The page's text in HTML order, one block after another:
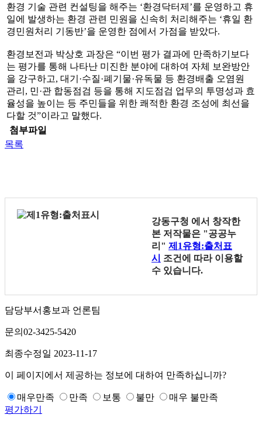
환경 기술 관련 컨설팅을 해주는 ‘환경닥터제’를 운영하고 휴
일에 발생하는 환경 관련 민원을 신속히 처리해주는 ‘휴일 환
경민원처리 기동반’을 운영한 점에서 가점을 받았다.
환경보전과 박상호 과장은 “이번 평가 결과에 만족하기보다
는 평가를 통해 나타난 미진한 분야에 대하여 자체 보완방안
을 강구하고, 대기·수질·폐기물·유독물 등 환경배출 오염원
관리, 민·관 합동점검 등을 통해 지도점검 업무의 투명성과 효
율성을 높이는 등 주민들을 위한 쾌적한 환경 조성에 최선을
다할 것”이라고 말했다.
첨부파일
목록
강동구청 에서 창작한
본 저작물은 "공공누
리" 제1유형:출처표
시
조건에 따라 이용할
수 있습니다.
담당부서 홍보과 언론팀
문의 02-3425-5420
최종수정일 2023-11-17
이 페이지에서 제공하는 정보에 대하여 만족하십니까?
매우만족 만족 보통 불만
매우 불만족
평가하기